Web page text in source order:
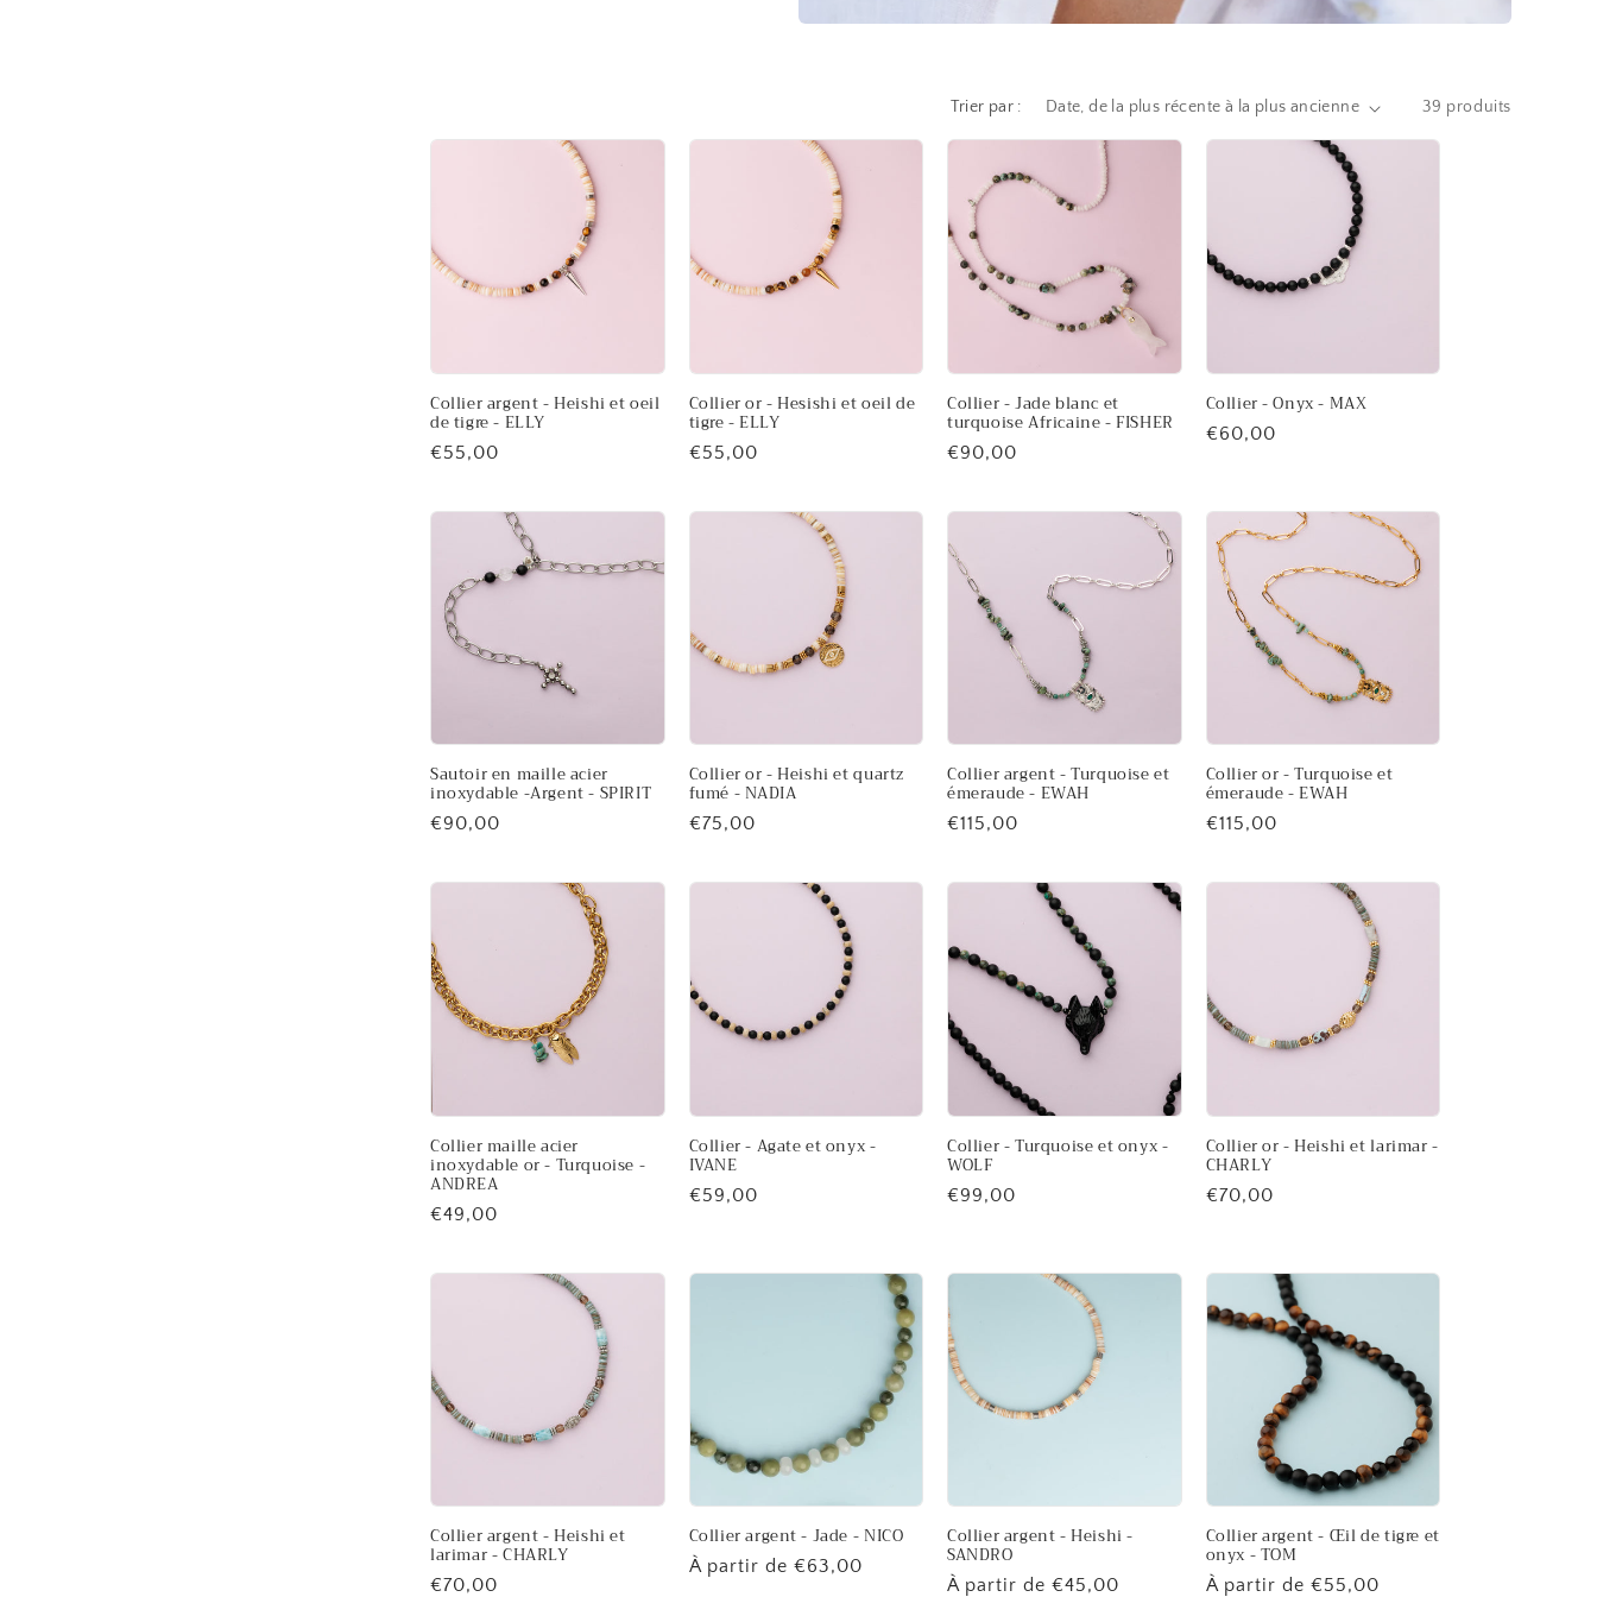
Trier par : 39 produits
Collier argent - Heishi et oeil
de tigre - ELLY
Prix
€55,00
Collier or - Hesishi et oeil de
tigre - ELLY
Prix
€55,00
Collier - Jade blanc et
turquoise Africaine - FISHER
Prix
€90,00
Collier - Onyx - MAX
Prix
€60,00
Sautoir en maille acier
inoxydable -Argent - SPIRIT
Prix
€90,00
Collier or - Heishi et quartz
fumé - NADIA
Prix
€75,00
Collier argent - Turquoise et
émeraude - EWAH
Prix
€115,00
Collier or - Turquoise et
émeraude - EWAH
Prix
€115,00
Collier maille acier
inoxydable or - Turquoise -
ANDREA
Prix
€49,00
Collier - Agate et onyx -
IVANE
Prix
€59,00
Collier - Turquoise et onyx -
WOLF
Prix
€99,00
Collier or - Heishi et larimar -
CHARLY
Prix
€70,00
Collier argent - Heishi et
larimar - CHARLY
Prix
€70,00
Collier argent - Jade - NICO
Prix
À partir de €63,00
Collier argent - Heishi -
SANDRO
Prix
À partir de €45,00
Collier argent - Œil de tigre et
onyx - TOM
Prix
À partir de €55,00